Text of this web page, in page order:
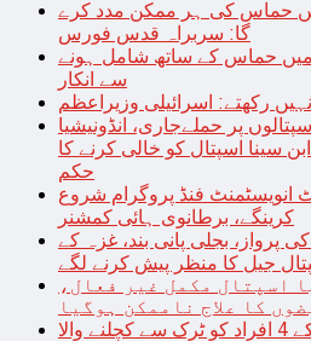
حماس کی ہر ممکن مدد کرے
گا: سربراہ قدس فورس
میں حماس کے ساتھ شامل ہونے
سے انکار
رکھتے: اسرائیلی وزیراعظم
پر حملےجاری، انڈونیشیا
سینا اسپتال کو خالی کرنے کا
حکم
انویسٹمنٹ فنڈ پروگرام شروع
کرینگے، برطانوی ہائی کمشنر
پرواز، بجلی پانی بند، غزہ کے
جیل کا منظر پیش کرنے لگے
اسپتال مکمل غیر فعال،
کا علاج ناممکن ہوگیا
کینیڈا؛ پاکستانی خاندان کے 4 افراد کو ٹرک سے کچلنے والا